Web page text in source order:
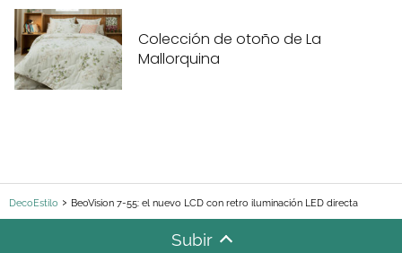
Colección de otoño de La
Mallorquina
DecoEstilo BeoVision 7-55: el nuevo LCD con retro iluminación LED directa
Subir